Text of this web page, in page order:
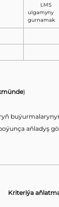
LMS
ulgamyny
gurnamak
)
aňladyş
Kriteriýa